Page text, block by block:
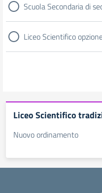
Scuola Secondaria di
Liceo Scientifico
Liceo Scientifico
Nuovo ordinamento